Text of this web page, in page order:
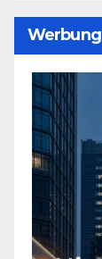
Werbung